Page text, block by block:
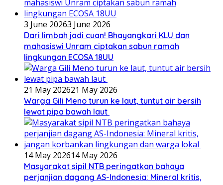
3 June 20263 June 2026
Dari limbah jadi cuan! Bhayangkari KLU dan
mahasiswi Unram ciptakan sabun ramah
lingkungan ECOSA 18UU
21 May 202621 May 2026
Warga Gili Meno turun ke laut, tuntut air bersih
lewat pipa bawah laut
14 May 202614 May 2026
Masyarakat sipil NTB peringatkan bahaya
perjanjian dagang AS-Indonesia: Mineral kritis,